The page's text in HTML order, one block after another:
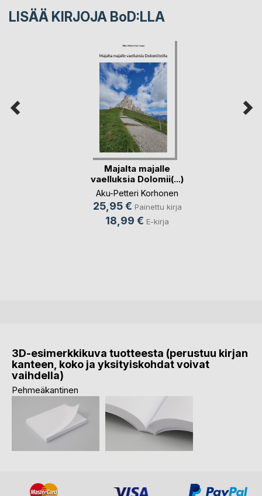
LISÄÄ KIRJOJA BoD:LLA
Majalta majalle
vaelluksia Dolomii(...)
Aku-Petteri Korhonen
25,95 € Painettu kirja
18,99 € E-kirja
3D-esimerkkikuva tuotteesta (perustuu kirjan
kanteen, koko ja yksityiskohdat voivat
vaihdella)
Pehmeäkantinen